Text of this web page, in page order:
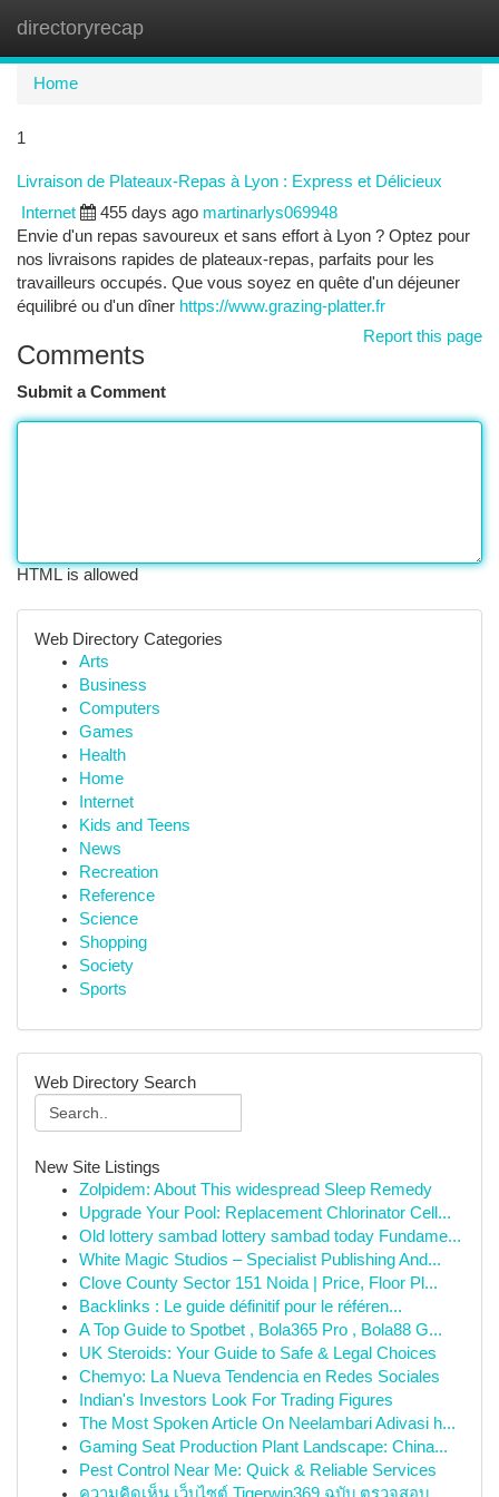
directoryrecap
Home
1
Livraison de Plateaux-Repas à Lyon : Express et Délicieux
Internet 455 days ago martinarlys069948
Envie d'un repas savoureux et sans effort à Lyon ? Optez pour
nos livraisons rapides de plateaux-repas, parfaits pour les
travailleurs occupés. Que vous soyez en quête d'un déjeuner
équilibré ou d'un dîner https://www.grazing-platter.fr
Report this page
Comments
Submit a Comment
HTML is allowed
Web Directory Categories
Arts
Business
Computers
Games
Health
Home
Internet
Kids and Teens
News
Recreation
Reference
Science
Shopping
Society
Sports
Web Directory Search
New Site Listings
Zolpidem: About This widespread Sleep Remedy
Upgrade Your Pool: Replacement Chlorinator Cell...
Old lottery sambad lottery sambad today Fundame...
White Magic Studios – Specialist Publishing And...
Clove County Sector 151 Noida | Price, Floor Pl...
Backlinks : Le guide définitif pour le référen...
A Top Guide to Spotbet , Bola365 Pro , Bola88 G...
UK Steroids: Your Guide to Safe & Legal Choices
Chemyo: La Nueva Tendencia en Redes Sociales
Indian's Investors Look For Trading Figures
The Most Spoken Article On Neelambari Adivasi h...
Gaming Seat Production Plant Landscape: China...
Pest Control Near Me: Quick & Reliable Services